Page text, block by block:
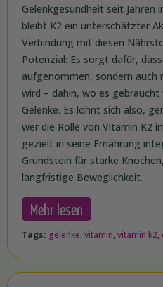
Gelenkgesundheit seit Jahren
bleibt K2 ein unterschätzter
Verbindung mit diesen
Potenzial: Es sorgt dafür,
aufgenommen, sondern
wird – dahin, wo es gebraucht
Gelenke. Es lohnt sich also,
wer die Rolle von Vitamin K2
gezielt in seine Ernährung
Grundstein für starke
langfristige Beweglichkeit.
Mehr lesen
Tags: gelenke, vitamin, vitamin k2,